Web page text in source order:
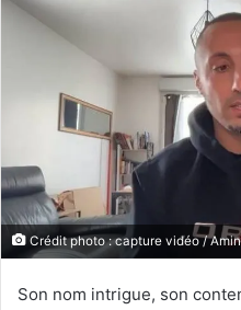
Crédit photo : capture vidéo /
Son nom intrigue, son